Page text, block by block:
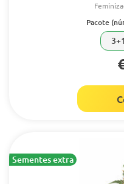
Pacote
3+1
Sementes extra